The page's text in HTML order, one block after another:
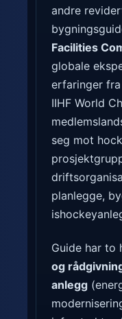
andre
Facilities
globale
erfaringer fra
IIHF World
seg mot
planlegge,
Guide har to
og
anlegg